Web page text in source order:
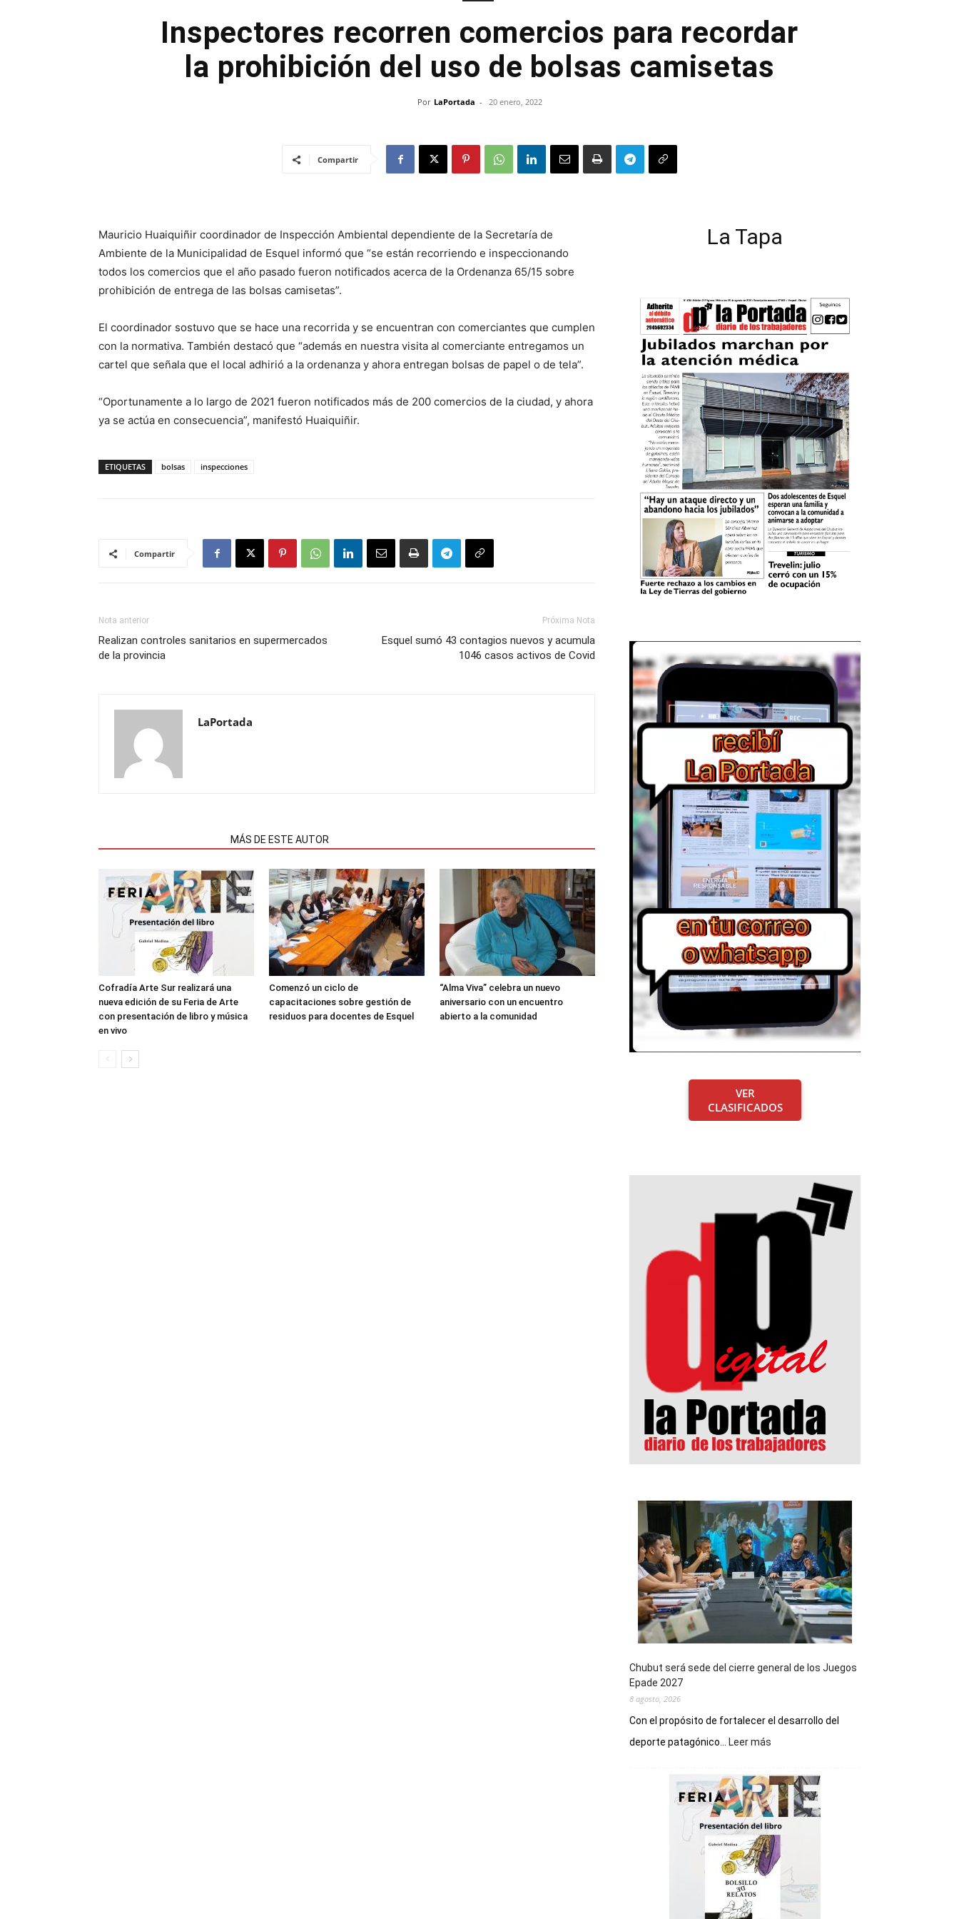
Inspectores recorren comercios para recordar
la prohibición del uso de bolsas camisetas
Por LaPortada - 20 enero, 2022
Compartir
Mauricio Huaiquiñir coordinador de Inspección Ambiental dependiente de la Secretaría de
Ambiente de la Municipalidad de Esquel informó que “se están recorriendo e inspeccionando
todos los comercios que el año pasado fueron notificados acerca de la Ordenanza 65/15 sobre
prohibición de entrega de las bolsas camisetas”.
El coordinador sostuvo que se hace una recorrida y se encuentran con comerciantes que cumplen
con la normativa. También destacó que “además en nuestra visita al comerciante entregamos un
cartel que señala que el local adhirió a la ordenanza y ahora entregan bolsas de papel o de tela”.
“Oportunamente a lo largo de 2021 fueron notificados más de 200 comercios de la ciudad, y ahora
ya se actúa en consecuencia”, manifestó Huaiquiñir.
ETIQUETAS bolsas inspecciones
Compartir
Nota anterior
Realizan controles sanitarios en supermercados
de la provincia
Próxima Nota
Esquel sumó 43 contagios nuevos y acumula
1046 casos activos de Covid
LaPortada
MÁS DE ESTE AUTOR
Cofradía Arte Sur realizará una
nueva edición de su Feria de Arte
con presentación de libro y música
en vivo
Comenzó un ciclo de
capacitaciones sobre gestión de
residuos para docentes de Esquel
“Alma Viva” celebra un nuevo
aniversario con un encuentro
abierto a la comunidad
La Tapa
VER
CLASIFICADOS
Chubut será sede del cierre general de los Juegos
Epade 2027
8 agosto, 2026
Con el propósito de fortalecer el desarrollo del
deporte patagónico...
Leer más
sede
del
cierre
general
de
los
Juegos
Epade
2027